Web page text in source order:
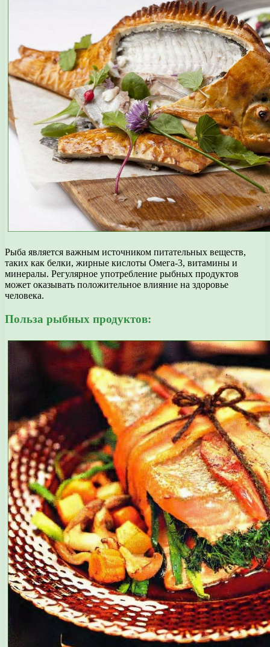
Рыба является важным источником питательных веществ,
таких как белки, жирные кислоты Омега-3, витамины и
минералы. Регулярное употребление рыбных продуктов
может оказывать положительное влияние на здоровье
человека.
Польза рыбных продуктов: